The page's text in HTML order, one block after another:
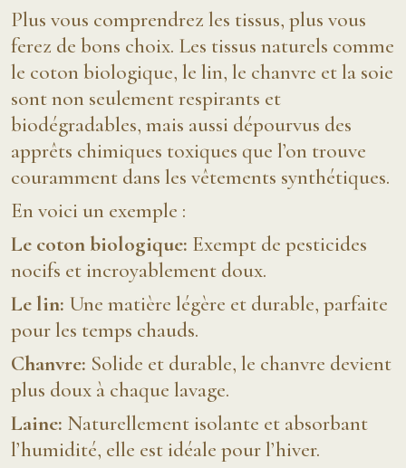
Plus vous comprendrez les tissus, plus vous
ferez de bons choix. Les tissus naturels comme
le coton biologique, le lin, le chanvre et la soie
sont non seulement respirants et
biodégradables, mais aussi dépourvus des
apprêts chimiques toxiques que l’on trouve
couramment dans les vêtements synthétiques.
En voici un exemple :
Le coton biologique: Exempt de pesticides
nocifs et incroyablement doux.
Le lin: Une matière légère et durable, parfaite
pour les temps chauds.
Chanvre: Solide et durable, le chanvre devient
plus doux à chaque lavage.
Laine: Naturellement isolante et absorbant
l’humidité, elle est idéale pour l’hiver.